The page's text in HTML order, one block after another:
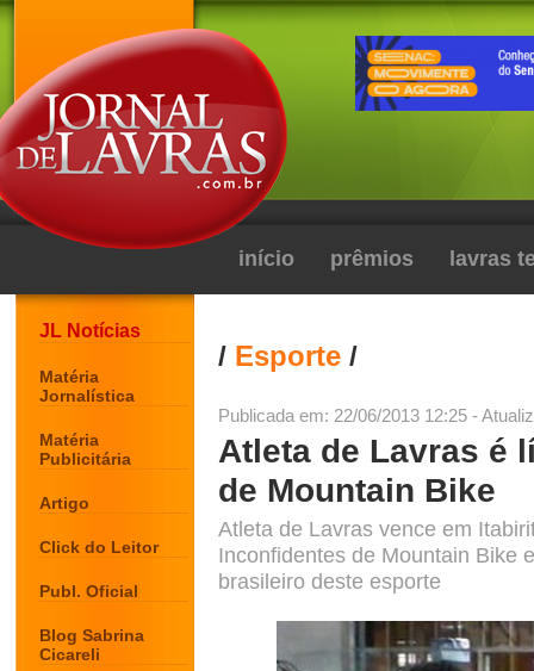
início prêmios lavras
JL Notícias
Matéria
Jornalística
Matéria
Publicitária
Artigo
Click do Leitor
Publ. Oficial
Blog Sabrina
Cicareli
/ Esporte /
Publicada em: 22/06/2013 12:25 -
Atleta de Lavras é
de Mountain Bike
Atleta de Lavras vence em
Inconfidentes de Mountain Bike
brasileiro deste esporte